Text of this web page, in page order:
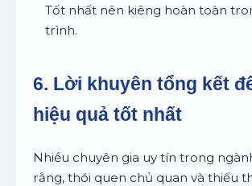
Tốt nhất nên kiêng hoàn toàn
trình.
6. Lời khuyên tổng kết
hiệu quả tốt nhất
Nhiều chuyên gia uy tín trong
rằng, thói quen chủ quan và thiếu